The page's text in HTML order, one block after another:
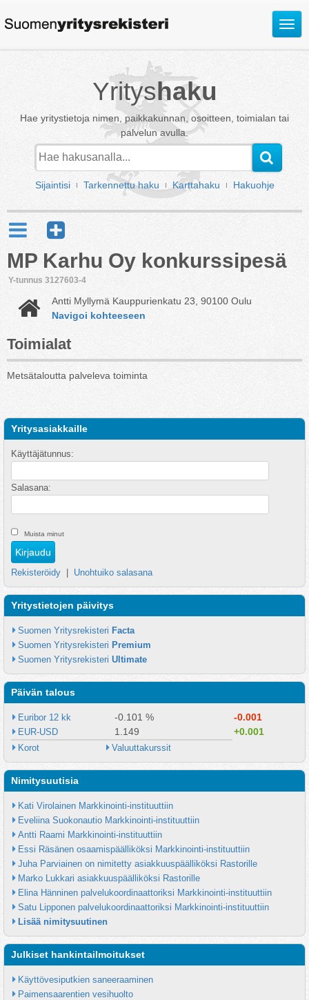
Avaa
Yrityshaku
Hae yritystietoja nimen, paikkakunnan, osoitteen, toimialan tai
palvelun avulla.
Sijaintisi Tarkennettu haku Karttahaku Hakuohje
MP Karhu Oy konkurssipesä
Y-tunnus 3127603-4
Antti Myllymä Kauppurienkatu 23, 90100 Oulu
Navigoi kohteeseen
Toimialat
Metsätaloutta palveleva toiminta
Yritysasiakkaille
Käyttäjätunnus:
Salasana:
Muista minut
Rekisteröidy Unohtuiko salasana
Yritystietojen päivitys
Suomen Yritysrekisteri Facta
Suomen Yritysrekisteri Premium
Suomen Yritysrekisteri Ultimate
Päivän talous
Euribor 12 kk -0.101 % -0.001
EUR-USD 1.149 +0.001
Korot Valuuttakurssit
Nimitysuutisia
Kati Virolainen Markkinointi-instituuttiin
Eveliina Suokonautio Markkinointi-instituuttiin
Antti Raami Markkinointi-instituuttiin
Essi Räsänen osaamispäälliköksi Markkinointi-instituuttiin
Juha Parviainen on nimitetty asiakkuuspäälliköksi Rastorille
Marko Lukkari asiakkuuspäälliköksi Rastorille
Elina Hänninen palvelukoordinaattoriksi Markkinointi-instituuttiin
Satu Lipponen palvelukoordinaattoriksi Markkinointi-instituuttiin
Lisää nimitysuutinen
Julkiset hankintailmoitukset
Käyttövesiputkien saneeraaminen
Paimensaarentien vesihuolto